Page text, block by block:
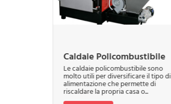
Caldaie Policombustibile
Le caldaie policombustibile sono
molto utili per diversificare il tipo di
alimentazione che permette di
riscaldare la propria casa o...